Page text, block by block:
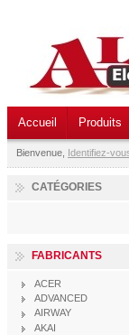
Accueil Produits
Bienvenue, Identifiez-
CATÉGORIES
FABRICANTS
ACER
ADVANCED
AIRWAY
AKAI